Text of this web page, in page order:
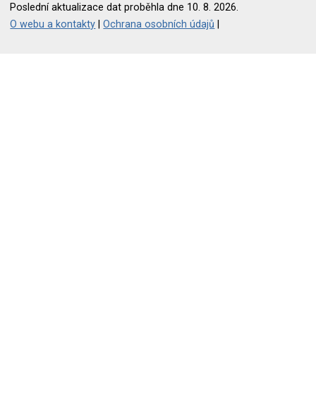
Poslední aktualizace dat proběhla dne 10. 8. 2026.
O webu a kontakty |Ochrana osobních údajů